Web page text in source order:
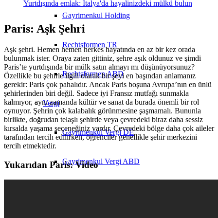
Gayrimenkul Holding
Rechtsformen TR
Rechtsformen ABD
Vergi
Gayrimenkul Vergi DE
Gayrimenkul Vergi ABD
Yurtdışında emlak: İtalya'da hayalinizdeki mülkü bulun
Paris: Aşk Şehri
Aşk şehri. Hemen hemen herkes hayatında en az bir kez orada
bulunmak ister. Oraya zaten gittiniz, şehre aşık oldunuz ve şimdi
Paris’te yurtdışında bir mülk satın almayı mı düşünüyorsunuz?
Özellikle bu şehirle ilgili olarak bir şeyi en başından anlamanız
gerekir: Paris çok pahalıdır. Ancak Paris boşuna Avrupa’nın en ünlü
şehirlerinden biri değil. Sadece iyi Fransız mutfağı sunmakla
kalmıyor, aynı zamanda kültür ve sanat da burada önemli bir rol
oynuyor. Şehrin çok kalabalık görünmesine şaşmamalı. Bununla
birlikte, doğrudan telaşlı şehirde veya çevredeki biraz daha sessiz
kırsalda yaşama seçeneğiniz vardır. Çevredeki bölge daha çok aileler
tarafından tercih edilirken, öğrenciler genellikle şehir merkezini
tercih etmektedir.
Yukarıdan Paris: Video